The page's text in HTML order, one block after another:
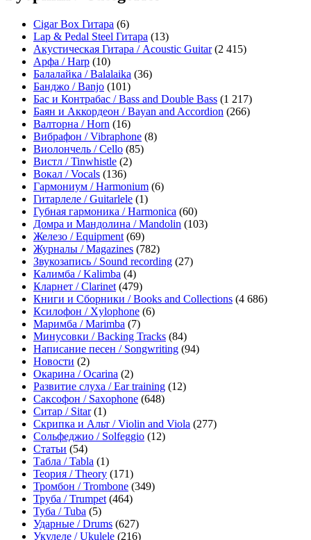
Cigar Box Гитара (6)
Lap & Pedal Steel Гитара (13)
Акустическая Гитара / Acoustic Guitar(2 415)
Арфа / Harp (10)
Балалайка / Balalaika (36)
Банджо / Banjo (101)
Бас и Контрабас / Bass and Double Bass (1 217)
Баян и Аккордеон / Bayan and Accordion (266)
Валторна / Horn (16)
Вибрафон / Vibraphone (8)
Виолончель / Cello (85)
Вистл / Tinwhistle (2)
Вокал / Vocals (136)
Гармониум / Harmonium (6)
Гитарлеле / Guitarlele (1)
Губная гармоника / Harmonica (60)
Домра и Мандолина / Mandolin (103)
Железо / Equipment (69)
Журналы / Magazines (782)
Звукозапись / Sound recording (27)
Калимба / Kalimba (4)
Кларнет / Clarinet (479)
Книги и Сборники / Books and Collections (4 686)
Ксилофон / Xylophone (6)
Маримба / Marimba (7)
Минусовки / Backing Tracks (84)
Написание песен / Songwriting (94)
Новости (2)
Окарина / Ocarina (2)
Развитие слуха / Ear training (12)
Саксофон / Saxophone (648)
Ситар / Sitar(1)
Скрипка и Альт / Violin and Viola (277)
Сольфеджио / Solfeggio (12)
Статьи (54)
Табла / Tabla (1)
Теория / Theory (171)
Тромбон / Trombone (349)
Труба / Trumpet (464)
Туба / Tuba (5)
Ударные / Drums (627)
Укулеле / Ukulele (216)